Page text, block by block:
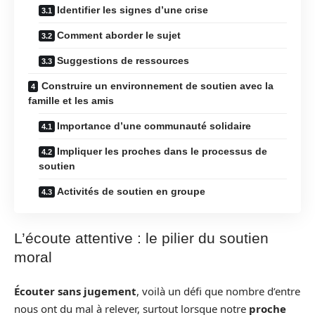
Identifier les signes d’une crise
Comment aborder le sujet
Suggestions de ressources
Construire un environnement de soutien avec la
famille et les amis
Importance d’une communauté solidaire
Impliquer les proches dans le processus de
soutien
Activités de soutien en groupe
L’écoute attentive : le pilier du soutien
moral
Écouter sans jugement, voilà un défi que nombre d’entre
nous ont du mal à relever, surtout lorsque notre proche